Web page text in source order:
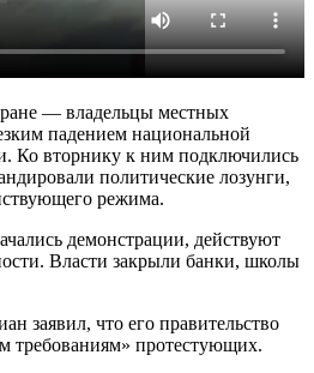
— владельцы местных
падением национальной
Ко вторнику к ним подключились
политические лозунги,
режима.
демонстрации, действуют
Власти закрыли банки, школы
заявил, что его правительство
требованиям» протестующих.